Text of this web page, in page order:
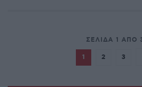
ΣΕΛΊΔΑ 1 ΑΠΌ
1 2 3